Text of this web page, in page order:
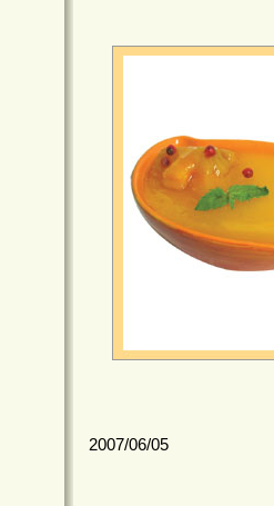
2007/06/05